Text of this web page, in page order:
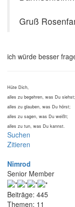
Gruß
ich würde besser
Hüte Dich,
alles zu begehren, was Du siehst;
alles zu glauben, was Du hörst;
alles zu sagen, was Du weißt;
alles zu tun, was Du kannst.
Suchen
Zitieren
Nimrod
Senior Member
Beiträge: 445
Themen: 11